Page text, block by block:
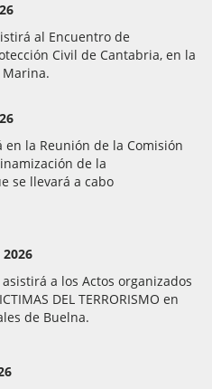
al Encuentro de
Civil de Cantabria, en la
Marina.
la Reunión de la Comisión
de la
se llevará a cabo
2026
a los Actos organizados
DEL TERRORISMO en
de Buelna.